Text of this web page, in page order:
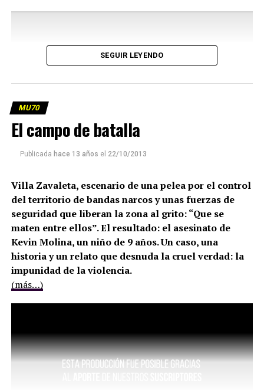
SEGUIR LEYENDO
MU70
El campo de batalla
Publicada hace 13 años el 22/10/2013
Villa Zavaleta, escenario de una pelea por el control
del territorio de bandas narcos y unas fuerzas de
seguridad que liberan la zona al grito: “Que se
maten entre ellos”. El resultado: el asesinato de
Kevin Molina, un niño de 9 años. Un caso, una
historia y un relato que desnuda la cruel verdad: la
impunidad de la violencia.
(más…)